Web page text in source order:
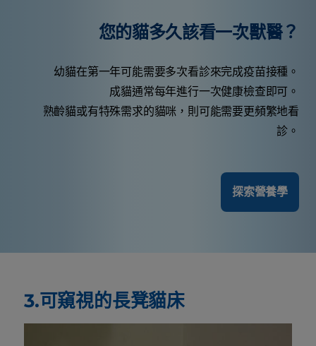
您的貓多久該看一次獸醫？
幼貓在第一年可能需要多次看診來完成疫苗接種。
成貓通常每年進行一次健康檢查即可。
熟齡貓或有特殊需求的貓咪，則可能需要更頻繁地看
診。
探索營養學
3.可窺視的長凳貓床